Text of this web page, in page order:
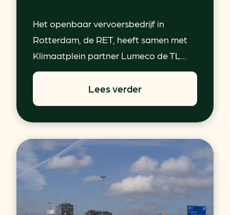
Het openbaar vervoersbedrijf in
Rotterdam, de RET, heeft samen met
Klimaatplein partner Lumeco de TL...
Lees verder